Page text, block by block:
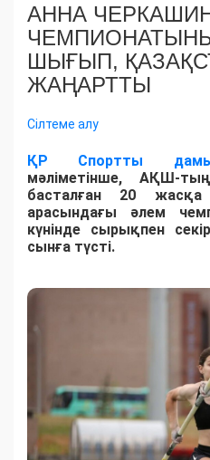
АННА
ШЫҒЫП,
ЖАҢАРТТЫ
Сілтеме алу
ҚР Спортты
мәліметінше, АҚШ-
басталған 20 жасқа
арасындағы әлем
күнінде сырықпен
сынға түсті.